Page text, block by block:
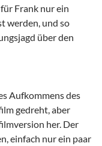
Frank nur ein
werden, und so
über den
Aufkommens des
gedreht, aber
her. Der
einfach nur ein paar